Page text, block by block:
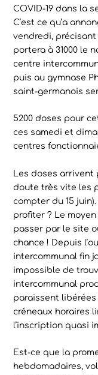
COVID-19 dans la
C’est ce qu’a
vendredi, précisant
portera à 31000 le
centre
puis au gymnase
saint-germanois
5200 doses pour
ces samedi et
centres
Les doses
doute très vite les
compter du 15
profiter ? Le
passer par le site
chance ! Depuis
intercommunal fin
impossible de
intercommunal
paraissent
créneaux horaires
l’inscription quasi
Est-ce que la
hebdomadaires,